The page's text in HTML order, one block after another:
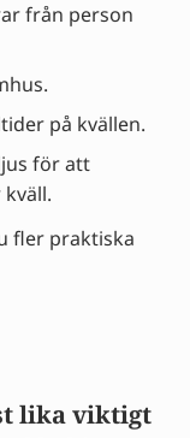
från person
på kvällen.
för att
fler praktiska
lika viktigt